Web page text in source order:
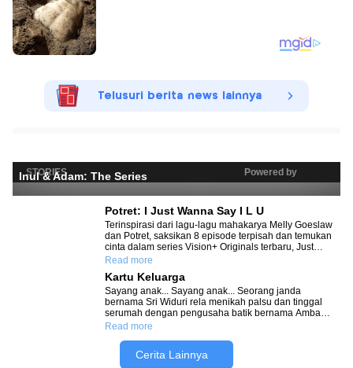
Telusuri berita news lainnya